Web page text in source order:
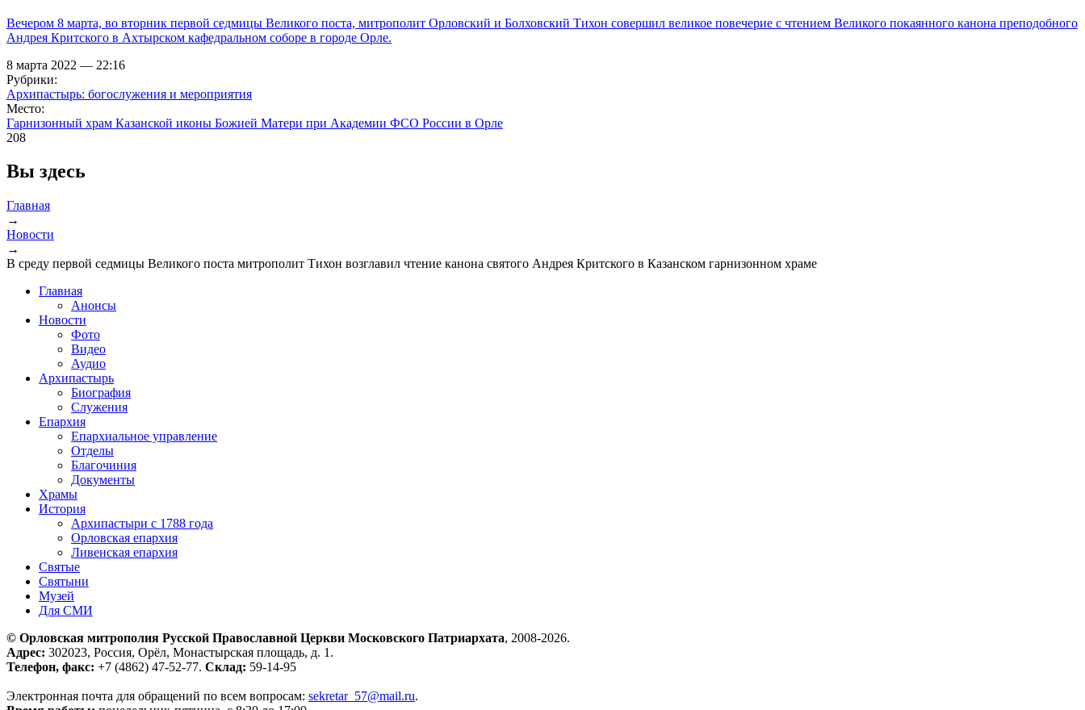
Вечером 8 марта, во вторник первой седмицы Великого поста, митрополит Орловский и Болховский Тихон совершил великое повечерие с чтением Великого покаянного канона преподобного
Андрея Критского в Ахтырском кафедральном соборе в городе Орле.
8 марта 2022 — 22:16
Рубрики:
Архипастырь: богослужения и мероприятия
Место:
Гарнизонный храм Казанской иконы Божией Матери при Академии ФСО России в Орле
208
Вы здесь
Главная
→
Новости
→
В среду первой седмицы Великого поста митрополит Тихон возглавил чтение канона святого Андрея Критского в Казанском гарнизонном храме
Главная
Анонсы
Новости
Фото
Видео
Аудио
Архипастырь
Биография
Служения
Епархия
Епархиальное управление
Отделы
Благочиния
Документы
Храмы
История
Архипастыри с 1788 года
Орловская епархия
Ливенская епархия
Святые
Святыни
Музей
Для СМИ
© Орловская митрополия Русской Православной Церкви Московского Патриархата, 2008-2026.
Адрес: 302023, Россия, Орёл, Монастырская площадь, д. 1.
Телефон, факс: +7 (4862) 47-52-77. Склад: 59-14-95
Электронная почта для обращений по всем вопросам: sekretar_57@mail.ru.